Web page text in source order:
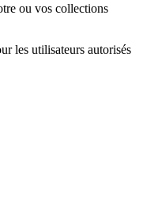
ou vos collections
les utilisateurs autorisés